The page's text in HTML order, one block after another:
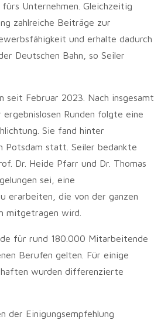
Unternehmen. Gleichzeitig
zahlreiche Beiträge zur
und erhalte dadurch
Deutschen Bahn, so Seiler
seit Februar 2023. Nach insgesamt
Runden folgte eine
Sie fand hinter
Potsdam statt. Seiler bedankte
Dr. Heide Pfarr und Dr. Thomas
sei, eine
erarbeiten, die von der ganzen
mitgetragen wird.
für rund 180.000 Mitarbeitende
Berufen gelten. Für einige
wurden differenzierte
der Einigungsempfehlung